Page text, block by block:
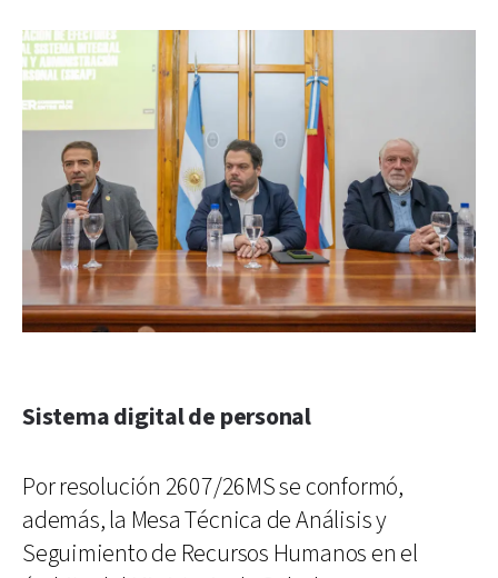
Sistema digital de personal
Por resolución 2607/26MS se conformó,
además, la Mesa Técnica de Análisis y
Seguimiento de Recursos Humanos en el